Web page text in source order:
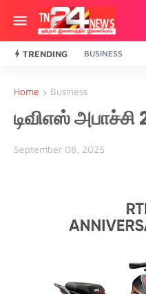
TRENDING BUSINESS
Home Business
டிவிஎஸ்
September 08, 2025